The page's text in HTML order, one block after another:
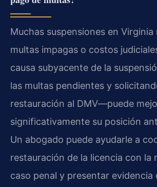
Muchas suspensiones en Virginia
multas impagas o costos
causa subyacente de la
las multas pendientes y
restauración al DMV—puede
significativamente su posición
Un abogado puede ayudarle a
restauración de la licencia con la
caso penal y presentar evidencia